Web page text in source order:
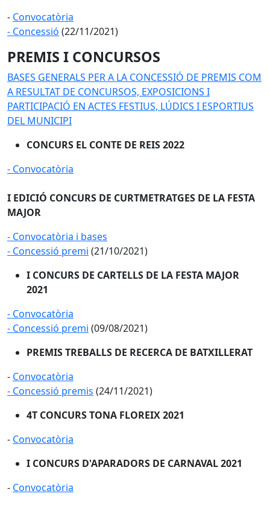
- Convocatòria
- Concessió (22/11/2021)
PREMIS I CONCURSOS
BASES GENERALS PER A LA CONCESSIÓ DE PREMIS COM
A RESULTAT DE CONCURSOS, EXPOSICIONS I
PARTICIPACIÓ EN ACTES FESTIUS, LÚDICS I ESPORTIUS
DEL MUNICIPI
CONCURS EL CONTE DE REIS 2022
- Convocatòria
I EDICIÓ CONCURS DE CURTMETRATGES DE LA FESTA
MAJOR
- Convocatòria i bases
- Concessió premi (21/10/2021)
I CONCURS DE CARTELLS DE LA FESTA MAJOR
2021
​- Convocatòria
- Concessió premi (09/08/2021)
PREMIS TREBALLS DE RECERCA DE BATXILLERAT
- Convocatòria
- Concessió premis (24/11/2021)
4T CONCURS TONA FLOREIX 2021
- Convocatòria
I CONCURS D'APARADORS DE CARNAVAL 2021
- Convocatòria